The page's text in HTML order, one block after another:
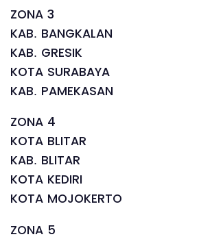
ZONA 3
KAB. BANGKALAN
KAB. GRESIK
KOTA SURABAYA
KAB. PAMEKASAN
ZONA 4
KOTA BLITAR
KAB. BLITAR
KOTA KEDIRI
KOTA MOJOKERTO
ZONA 5